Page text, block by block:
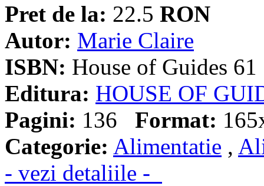
Pret de la: 22.5 RON
Autor: Marie Claire
ISBN: House of Guides 61
Editura: HOUSE OF
Pagini: 136 Format:
Categorie: Alimentatie ,
- vezi detaliile -